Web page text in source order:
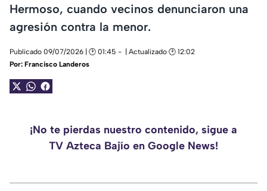
Hermoso, cuando vecinos denunciaron una
agresión contra la menor.
Publicado 09/07/2026 | 🕑 01:45
| Actualizado 🕑 12:02
Por: Francisco Landeros
¡No te pierdas nuestro contenido, sigue a
TV Azteca Bajío en Google News!